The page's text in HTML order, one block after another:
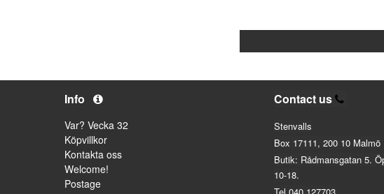
Info
Var? Vecka 32
Köpvillkor
Kontakta oss
Welcome!
Postage
Contact us
Stenvalls
Box 17111, 200 10 Malmö
Butik: Rådmansgatan 5.
10-18.